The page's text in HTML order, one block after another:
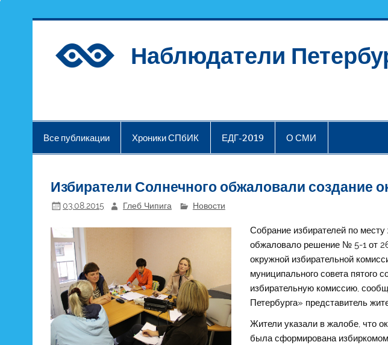
Наблюдатели
Все публикации Хроники СПбИК ЕДГ-2019 О СМИ
Избиратели Солнечного обжаловали создание
03.08.2015 Глеб Чипига Новости
Собрание избирателей по
обжаловало решение № 5-1 от
окружной избирательной
муниципального совета пятого
избирательную комиссию,
Петербурга» представитель
Жители указали в жалобе, что
была сформирована